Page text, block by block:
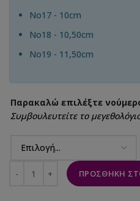
Νο17 - 10cm
No18 - 10,50cm
No19 - 11,50cm
Παρακαλώ επιλέξτε
Συμβουλευτείτε το
ΠΡΟΣΘΉΚΗ